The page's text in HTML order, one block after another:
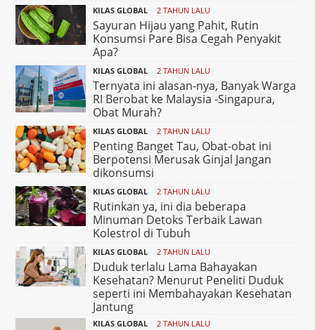
KILAS GLOBAL 2 TAHUN LALU
Sayuran Hijau yang Pahit, Rutin
Konsumsi Pare Bisa Cegah Penyakit
Apa?
KILAS GLOBAL 2 TAHUN LALU
Ternyata ini alasan-nya, Banyak Warga
RI Berobat ke Malaysia -Singapura,
Obat Murah?
KILAS GLOBAL 2 TAHUN LALU
Penting Banget Tau, Obat-obat ini
Berpotensi Merusak Ginjal Jangan
dikonsumsi
KILAS GLOBAL 2 TAHUN LALU
Rutinkan ya, ini dia beberapa
Minuman Detoks Terbaik Lawan
Kolestrol di Tubuh
KILAS GLOBAL 2 TAHUN LALU
Duduk terlalu Lama Bahayakan
Kesehatan? Menurut Peneliti Duduk
seperti ini Membahayakan Kesehatan
Jantung
KILAS GLOBAL 2 TAHUN LALU